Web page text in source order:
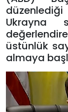
düzenlediği
Ukrayna
üstünlük
almaya